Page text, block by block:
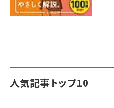
人気記事トップ10